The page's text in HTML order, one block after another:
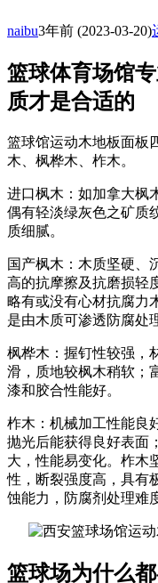
naibu3年前 (2023-03-20)
篮球体育场馆
质才是合适的
篮球馆运动木地板面板
木、枫桦木、柞木。
进口枫木：如加拿大枫
偶有轻淡绿灰色之矿质
质细腻。
国产枫木：木质坚硬、
高的抗摩擦及抗磨损轻
略有或没有心材抗腐力
是由木质可渗透防腐处
枫桦木：握钉性较强，
滑，质地较枫木稍软；
漆和胶合性能好。
柞木：机械加工性能良
抛光后能获得良好表面
大，性能易变化。柞木
性，断裂强度高，具有
蚀能力，防腐剂处理难
篮球场为什么